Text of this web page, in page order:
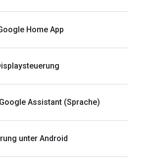
Home App
Assistant (Sprache)
unter Android